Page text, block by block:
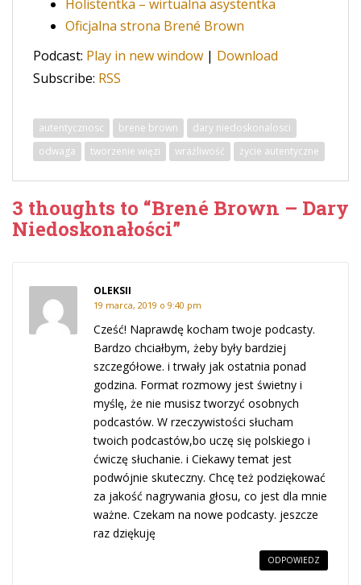
Holistentka – wirtualna asystentka
Oficjalna strona Brené Brown
Podcast: Play in new window | Download
Subscribe: RSS
autentycznosc brene brown
dary niedoskonalosci
odwaga
tworzenie więzi wrażliwość życie autentyczne
3 thoughts to “Brené Brown – Dary
Niedoskonałości”
OLEKSII
19 marca, 2019 o 9:40 pm
Cześć! Naprawdę kocham twoje podcasty.
Bardzo chciałbym, żeby były bardziej
szczegółowe. i trwały jak ostatnia ponad
godzina. Format rozmowy jest świetny i
myślę, że nie musisz tworzyć osobnych
podcastów. W rzeczywistości słucham
twoich podcastów,bo uczę się polskiego i
ćwiczę słuchanie. i Ciekawy temat jest
podwójnie skuteczny. Chcę też podziękować
za jakość nagrywania głosu, co jest dla mnie
ważne. Czekam na nowe podcasty. jeszcze
raz dziękuję
ODPOWIEDZ